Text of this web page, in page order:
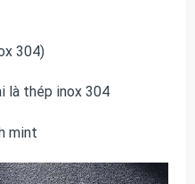
304)
là thép inox 304
mint